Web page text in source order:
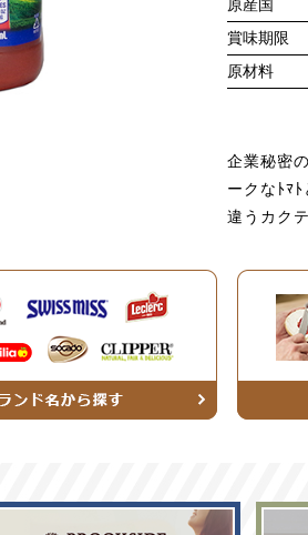
原産国
賞味期限
原材料
企業秘密
ークなﾄﾏ
違うカク